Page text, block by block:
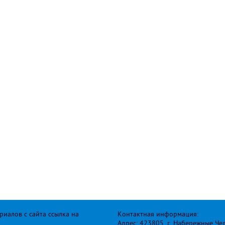
с сайта ссылка на
Контактная информация:
Адрес: 423805, г. Набережные